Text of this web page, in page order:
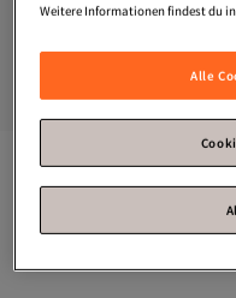
Herren Gymtaschen-Kategorie
PumaFuntal 34L Kleine
Zahle deine Rechnung innerhalb von 30
Weitere Informationen findest du
Alle